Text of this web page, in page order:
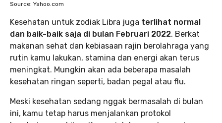
Source: Yahoo.com
Kesehatan untuk zodiak Libra juga terlihat normal
dan baik-baik saja di bulan Februari 2022. Berkat
makanan sehat dan kebiasaan rajin berolahraga yang
rutin kamu lakukan, stamina dan energi akan terus
meningkat. Mungkin akan ada beberapa masalah
kesehatan ringan seperti, badan pegal atau flu.
Meski kesehatan sedang nggak bermasalah di bulan
ini, kamu tetap harus menjalankan protokol